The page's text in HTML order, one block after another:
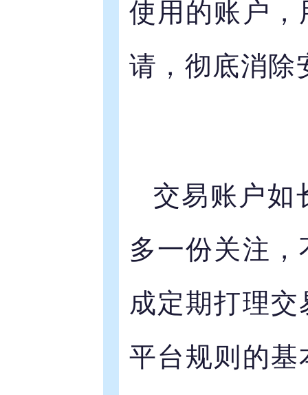
使用的账户
请，彻底消除
交易账户如
多一份关注
成定期打理
平台规则的